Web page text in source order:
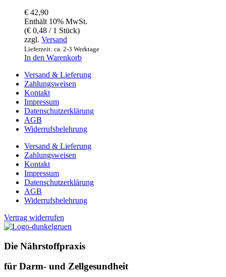
€ 42,90
Enthält 10% MwSt.
(€ 0,48 / 1 Stück)
zzgl. Versand
Lieferzeit: ca. 2-3 Werktage
In den Warenkorb
Versand & Lieferung
Zahlungsweisen
Kontakt
Impressum
Datenschutzerklärung
AGB
Widerrufsbelehrung
Versand & Lieferung
Zahlungsweisen
Kontakt
Impressum
Datenschutzerklärung
AGB
Widerrufsbelehrung
Vertrag widerrufen
Die Nährstoffpraxis
für Darm- und Zellgesundheit